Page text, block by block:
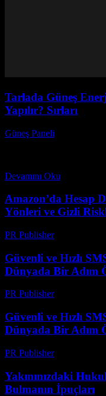
Tarlada Güneş
Yapılır? Sırları
Güneş Paneli
Devamını Oku
Amazon’da Hesap
Yönleri ve Gizli
PR Publisher-
Güvenli ve Hızlı
Dünyada Bir Adım
PR Publisher-
Güvenli ve Hızlı
Dünyada Bir Adım
PR Publisher-
Yakınınızdaki
Bulmanın İpuçları